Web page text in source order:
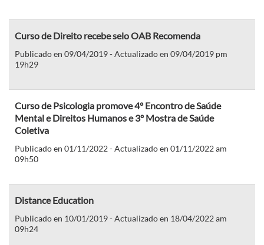
Curso de Direito recebe selo OAB Recomenda
Publicado en 09/04/2019 - Actualizado en 09/04/2019 pm
19h29
Curso de Psicologia promove 4º Encontro de Saúde
Mental e Direitos Humanos e 3º Mostra de Saúde
Coletiva
Publicado en 01/11/2022 - Actualizado en 01/11/2022 am
09h50
Distance Education
Publicado en 10/01/2019 - Actualizado en 18/04/2022 am
09h24